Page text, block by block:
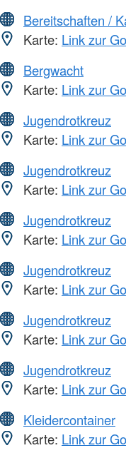
Bereitschaften /
Karte: Link zur
Bergwacht
Karte: Link zur
Jugendrotkreuz
Karte: Link zur
Jugendrotkreuz
Karte: Link zur
Jugendrotkreuz
Karte: Link zur
Jugendrotkreuz
Karte: Link zur
Jugendrotkreuz
Karte: Link zur
Jugendrotkreuz
Karte: Link zur
Kleidercontainer
Karte: Link zur